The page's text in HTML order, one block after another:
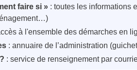
faire si » : toutes les informations
à l'ensemble des démarches en
: annuaire de l’administration
: service de renseignement par